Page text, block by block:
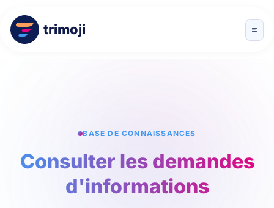
trimoji
BASE DE CONNAISSANCES
Consulter les demandes
d'informations